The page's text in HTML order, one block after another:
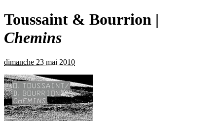
Toussaint & Bourrion |
Chemins
dimanche 23 mai 2010